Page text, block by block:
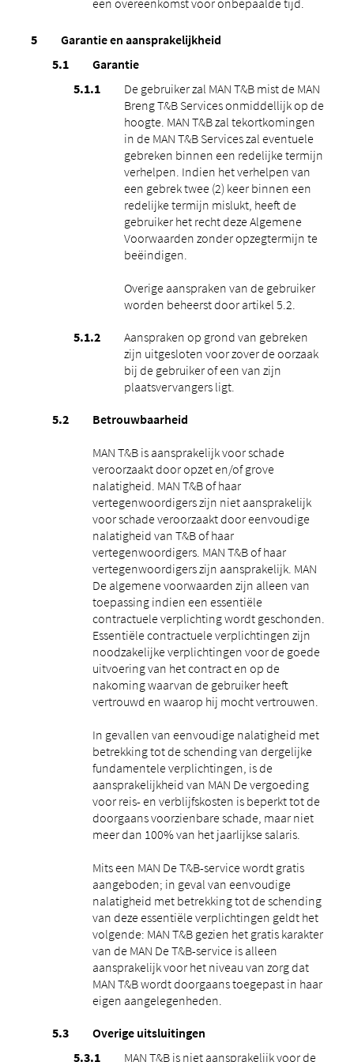
Garantie en aansprakelijkheid
Garantie
De gebruiker zal MAN T&B mist de MAN
Breng T&B Services onmiddellijk op de
hoogte. MAN T&B zal tekortkomingen
in de MAN T&B Services zal eventuele
gebreken binnen een redelijke termijn
verhelpen. Indien het verhelpen van
een gebrek twee (2) keer binnen een
redelijke termijn mislukt, heeft de
gebruiker het recht deze Algemene
Voorwaarden zonder opzegtermijn te
beëindigen.
Overige aanspraken van de gebruiker
worden beheerst door artikel 5.2.
Aanspraken op grond van gebreken
zijn uitgesloten voor zover de oorzaak
bij de gebruiker of een van zijn
plaatsvervangers ligt.
Betrouwbaarheid
MAN T&B is aansprakelijk voor schade
veroorzaakt door opzet en/of grove
nalatigheid. MAN T&B of haar
vertegenwoordigers zijn niet aansprakelijk
voor schade veroorzaakt door eenvoudige
nalatigheid van T&B of haar
vertegenwoordigers. MAN T&B of haar
vertegenwoordigers zijn aansprakelijk. MAN
De algemene voorwaarden zijn alleen van
toepassing indien een essentiële
contractuele verplichting wordt geschonden.
Essentiële contractuele verplichtingen zijn
noodzakelijke verplichtingen voor de goede
uitvoering van het contract en op de
nakoming waarvan de gebruiker heeft
vertrouwd en waarop hij mocht vertrouwen.
In gevallen van eenvoudige nalatigheid met
betrekking tot de schending van dergelijke
fundamentele verplichtingen, is de
aansprakelijkheid van MAN De vergoeding
voor reis- en verblijfskosten is beperkt tot de
doorgaans voorzienbare schade, maar niet
meer dan 100% van het jaarlijkse salaris.
Mits een MAN De T&B-service wordt gratis
aangeboden; in geval van eenvoudige
nalatigheid met betrekking tot de schending
van deze essentiële verplichtingen geldt het
volgende: MAN T&B gezien het gratis karakter
van de MAN De T&B-service is alleen
aansprakelijk voor het niveau van zorg dat
MAN T&B wordt doorgaans toegepast in haar
eigen aangelegenheden.
Overige uitsluitingen
MAN T&B is niet aansprakelijk voor de